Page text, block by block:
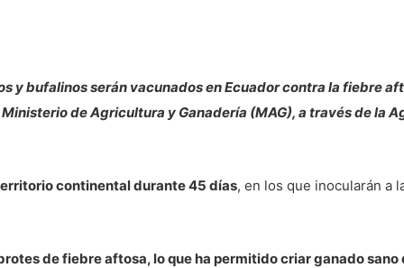
y bufalinos serán vacunados en Ecuador contra la fiebre
de Agricultura y Ganadería (MAG), a través de la
continental durante 45 días, en los que inocularán a
de fiebre aftosa, lo que ha permitido criar ganado